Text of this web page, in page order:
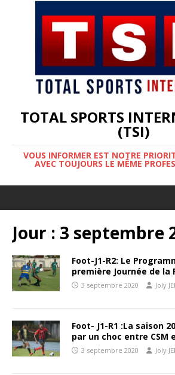
TOTAL SPORTS
(TSI)
VOUS INFORMER EST NOTRE
AVEC TOUJOURS LE MÊME
Jour : 3 septembre
Foot-J1-R2: Le
première Journée de la
3 septembre 2020 Joly
Foot- J1-R1 :La saison
par un choc entre CSM
3 septembre 2020 Joly